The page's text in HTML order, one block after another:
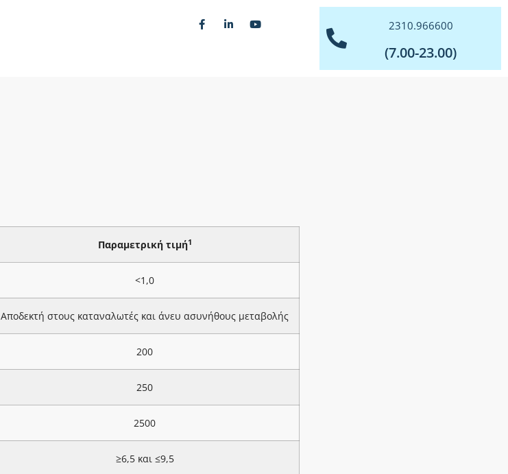
2310.966600
(7.00-23.00)
Παραμετρική τιμή1
<1,0
Αποδεκτή στους καταναλωτές και άνευ ασυνήθους μεταβολής
200
250
2500
≥6,5 και ≤9,5